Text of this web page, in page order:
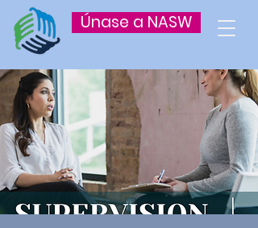
Únase a NASW